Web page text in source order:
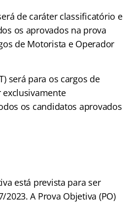
de caráter classificatório e
os aprovados na prova
de Motorista e Operador
será para os cargos de
exclusivamente
os candidatos aprovados
está prevista para ser
A Prova Objetiva (PO)